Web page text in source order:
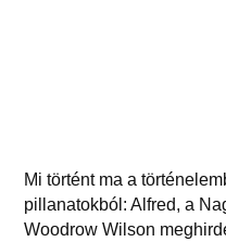
Mi történt ma a
pillanatokból: Alfred, a
Woodrow Wilson